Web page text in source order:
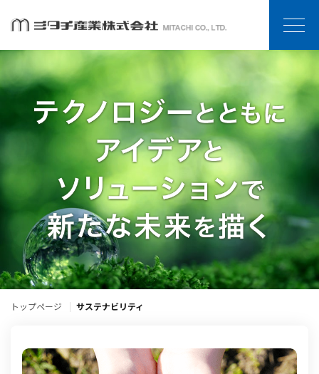
トップページ サステナビリティ